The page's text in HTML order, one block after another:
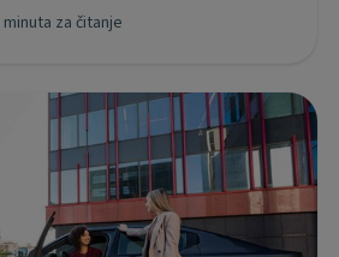
minuta za čitanje